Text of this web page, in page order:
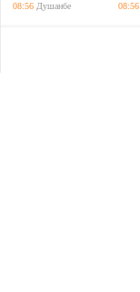
08:56 Душанбе
08:56